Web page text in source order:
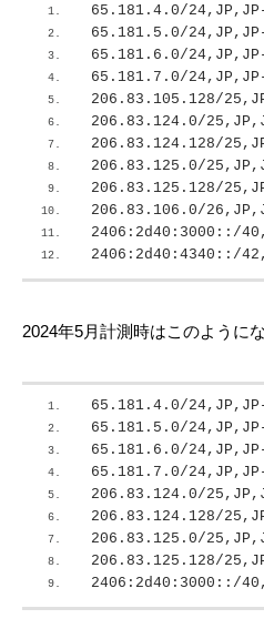
65.181.4.0/
65.181.5.0/
65.181.6.0/
65.181.7.0/
206.83.105.128/
206.83.124.0/
206.83.124.128/
206.83.125.0/
206.83.125.128/
206.83.106.0/
2406:2d40:3000::/
2406:2d40:4340::/
2024年5月計測時はこのように
65.181.4.0/
65.181.5.0/
65.181.6.0/
65.181.7.0/
206.83.124.0/
206.83.124.128/
206.83.125.0/
206.83.125.128/
2406:2d40:3000::/